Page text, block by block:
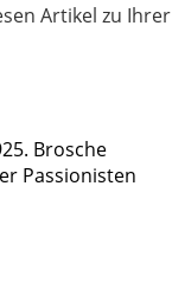
Artikel zu Ihrer
Brosche
Passionisten